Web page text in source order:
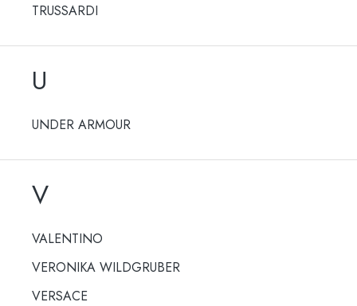
TRUSSARDI
U
UNDER ARMOUR
V
VALENTINO
VERONIKA WILDGRUBER
VERSACE